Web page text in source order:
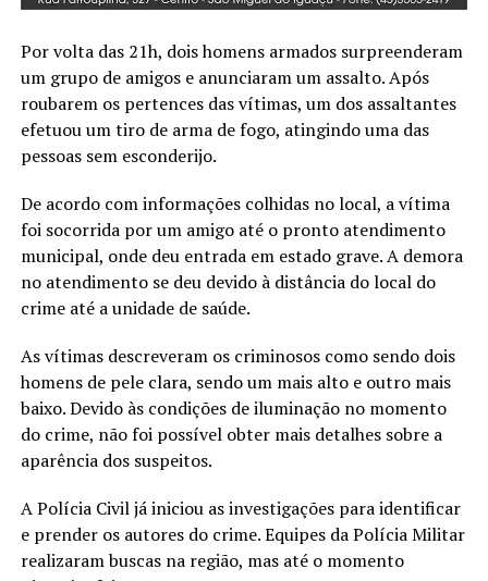
Por volta das 21h, dois homens armados surpreenderam
um grupo de amigos e anunciaram um assalto. Após
roubarem os pertences das vítimas, um dos assaltantes
efetuou um tiro de arma de fogo, atingindo uma das
pessoas sem esconderijo.
De acordo com informações colhidas no local, a vítima
foi socorrida por um amigo até o pronto atendimento
municipal, onde deu entrada em estado grave. A demora
no atendimento se deu devido à distância do local do
crime até a unidade de saúde.
As vítimas descreveram os criminosos como sendo dois
homens de pele clara, sendo um mais alto e outro mais
baixo. Devido às condições de iluminação no momento
do crime, não foi possível obter mais detalhes sobre a
aparência dos suspeitos.
A Polícia Civil já iniciou as investigações para identificar
e prender os autores do crime. Equipes da Polícia Militar
realizaram buscas na região, mas até o momento